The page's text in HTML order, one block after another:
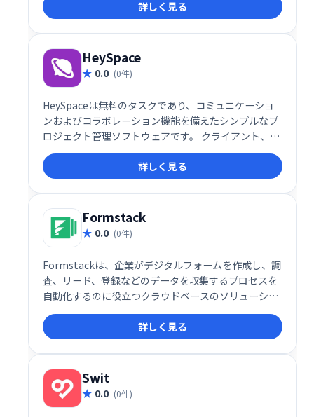
詳しく見る
HeySpace
0.0 (0件)
HeySpaceは無料のタスクであり、コミュニケーショ
ンおよびコラボレーション機能を備えたシンプルなプ
ロジェクト管理ソフトウェアです。 クライアント、ベ
ンダー、従業員とプロジェクトを調整および整理する
ことにより、エンゲージメント、満足度、透明性を高
めます。
詳しく見る
Formstack
0.0 (0件)
Formstackは、企業がデジタルフォームを作成し、調
査、リード、登録などのデータを収集するプロセスを
自動化するのに役立つクラウドベースのソリューショ
ンです。主な機能には、ルーティング、ファイルのア
ップロード、データの暗号化、割引コード、フォーム
分析などがあります。
詳しく見る
Swit
0.0 (0件)